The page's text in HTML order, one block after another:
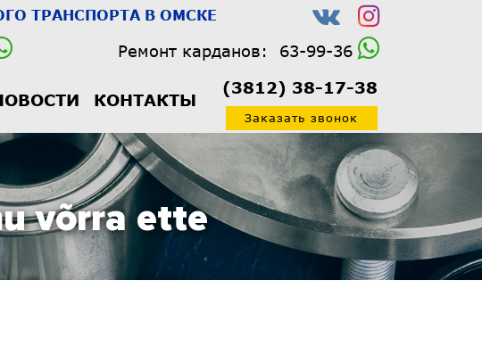
ТРАНСПОРТА В ОМСКЕ
Ремонт карданов: 63-99-36
КОНТАКТЫ
(3812) 38-17-38
Заказать звонок
võrra ette